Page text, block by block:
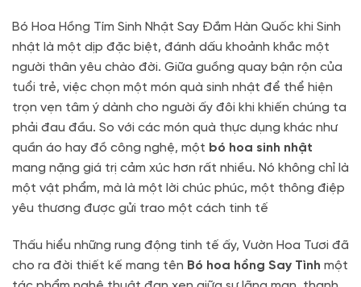
Bó Hoa Hồng Tím Sinh Nhật Say Đắm Hàn Quốc khi Sinh
nhật là một dịp đặc biệt, đánh dấu khoảnh khắc một
người thân yêu chào đời. Giữa guồng quay bận rộn của
tuổi trẻ, việc chọn một món quà sinh nhật để thể hiện
trọn vẹn tâm ý dành cho người ấy đôi khi khiến chúng ta
phải đau đầu. So với các món quà thực dụng khác như
quần áo hay đồ công nghệ, một bó hoa sinh nhật
mang nặng giá trị cảm xúc hơn rất nhiều. Nó không chỉ là
một vật phẩm, mà là một lời chúc phúc, một thông điệp
yêu thương được gửi trao một cách tinh tế
Thấu hiểu những rung động tinh tế ấy, Vườn Hoa Tươi đã
cho ra đời thiết kế mang tên Bó hoa hồng Say Tình một